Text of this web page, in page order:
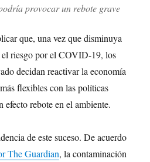
provocar un rebote grave
que, una vez que disminuya
riesgo por el COVID-19, los
decidan reactivar la economía
flexibles con las políticas
efecto rebote en el ambiente.
de este suceso. De acuerdo
The Guardian, la contaminación